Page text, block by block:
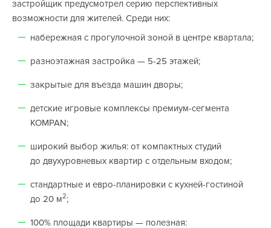
застройщик предусмотрел серию перспективных
возможности для жителей. Среди них:
набережная с прогулочной зоной в центре квартала;
разноэтажная застройка — 5-25 этажей;
закрытые для въезда машин дворы;
детские игровые комплексы премиум-сегмента
KOMPAN;
широкий выбор жилья: от компактных студий
до двухуровневых квартир с отдельным входом;
стандартные и евро-планировки с кухней-гостиной
до 20 м2;
100% площади квартиры — полезная: